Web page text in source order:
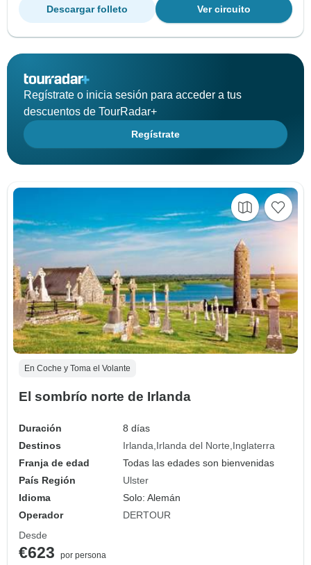
Ver circuito
Descargar folleto
Regístrate o inicia sesión para acceder a tus
descuentos de TourRadar+
Regístrate
En Coche y Toma el Volante
El sombrío norte de Irlanda
Duración
8 días
Destinos
Irlanda Irlanda del Norte Inglaterra
Franja de edad
Todas las edades son bienvenidas
País Región
Ulster
Idioma
Solo: Alemán
Operador
DERTOUR
Desde
€623
por persona